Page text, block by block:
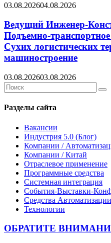
03.08.202604.08.2026
Ведущий Инженер-
Подъемно-
Сухих логистических
машиностроение
03.08.202603.08.2026
Search
for:
Разделы сайта
Вакансии
Индустрия 5.0 (Блог)
Компании /
Компании / Китай
Отраслевое применение
Программные средства
Системная интеграция
События-Выставки-
Средства Автоматизации
Технологии
ОБРАТИТЕ